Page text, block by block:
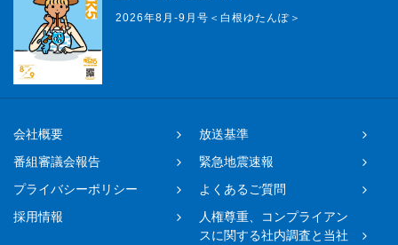
2026年8月-9月号＜白根ゆたんぽ＞
会社概要
放送基準
番組審議会報告
緊急地震速報
プライバシーポリシー
よくあるご質問
採用情報
人権尊重、コンプライアン
スに関する社内調査と当社